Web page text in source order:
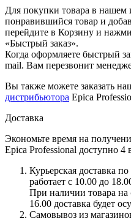
Для покупки товара в нашем
понравившийся товар и
перейдите в Корзину и
«Быстрый заказ».
Когда оформляете быстрый
mail. Вам перезвонит
Вы также можете заказать
дистрибьютора Epica
Доставка
Экономьте время на
Epica Professional доступно 4
Курьерская доставка
работает с 10.00 до
При наличии товара на
16.00 доставка будет
Самовывоз из